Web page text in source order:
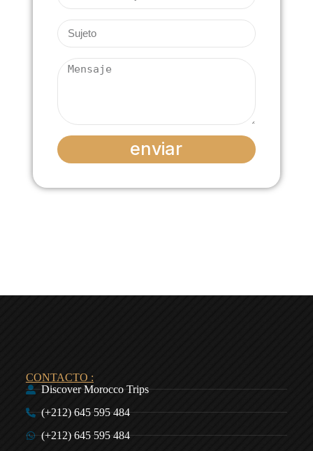
enviar
CONTACTO :
Discover Morocco Trips
(+212) 645 595 484
(+212) 645 595 484